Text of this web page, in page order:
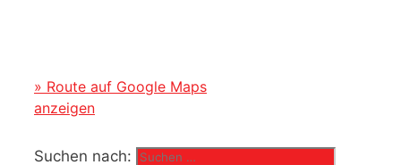
» Route auf Google Maps
anzeigen
Suchen nach: